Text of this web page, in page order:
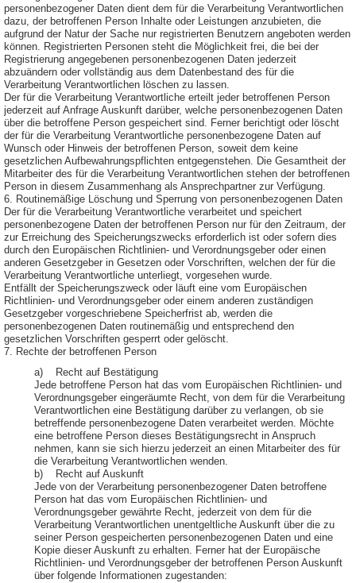
personenbezogener Daten dient dem für die Verarbeitung Verantwortlichen
dazu, der betroffenen Person Inhalte oder Leistungen anzubieten, die
aufgrund der Natur der Sache nur registrierten Benutzern angeboten werden
können. Registrierten Personen steht die Möglichkeit frei, die bei der
Registrierung angegebenen personenbezogenen Daten jederzeit
abzuändern oder vollständig aus dem Datenbestand des für die
Verarbeitung Verantwortlichen löschen zu lassen.
Der für die Verarbeitung Verantwortliche erteilt jeder betroffenen Person
jederzeit auf Anfrage Auskunft darüber, welche personenbezogenen Daten
über die betroffene Person gespeichert sind. Ferner berichtigt oder löscht
der für die Verarbeitung Verantwortliche personenbezogene Daten auf
Wunsch oder Hinweis der betroffenen Person, soweit dem keine
gesetzlichen Aufbewahrungspflichten entgegenstehen. Die Gesamtheit der
Mitarbeiter des für die Verarbeitung Verantwortlichen stehen der betroffenen
Person in diesem Zusammenhang als Ansprechpartner zur Verfügung.
6. Routinemäßige Löschung und Sperrung von personenbezogenen Daten
Der für die Verarbeitung Verantwortliche verarbeitet und speichert
personenbezogene Daten der betroffenen Person nur für den Zeitraum, der
zur Erreichung des Speicherungszwecks erforderlich ist oder sofern dies
durch den Europäischen Richtlinien- und Verordnungsgeber oder einen
anderen Gesetzgeber in Gesetzen oder Vorschriften, welchen der für die
Verarbeitung Verantwortliche unterliegt, vorgesehen wurde.
Entfällt der Speicherungszweck oder läuft eine vom Europäischen
Richtlinien- und Verordnungsgeber oder einem anderen zuständigen
Gesetzgeber vorgeschriebene Speicherfrist ab, werden die
personenbezogenen Daten routinemäßig und entsprechend den
gesetzlichen Vorschriften gesperrt oder gelöscht.
7. Rechte der betroffenen Person
a) Recht auf Bestätigung
Jede betroffene Person hat das vom Europäischen Richtlinien- und
Verordnungsgeber eingeräumte Recht, von dem für die Verarbeitung
Verantwortlichen eine Bestätigung darüber zu verlangen, ob sie
betreffende personenbezogene Daten verarbeitet werden. Möchte
eine betroffene Person dieses Bestätigungsrecht in Anspruch
nehmen, kann sie sich hierzu jederzeit an einen Mitarbeiter des für
die Verarbeitung Verantwortlichen wenden.
b) Recht auf Auskunft
Jede von der Verarbeitung personenbezogener Daten betroffene
Person hat das vom Europäischen Richtlinien- und
Verordnungsgeber gewährte Recht, jederzeit von dem für die
Verarbeitung Verantwortlichen unentgeltliche Auskunft über die zu
seiner Person gespeicherten personenbezogenen Daten und eine
Kopie dieser Auskunft zu erhalten. Ferner hat der Europäische
Richtlinien- und Verordnungsgeber der betroffenen Person Auskunft
über folgende Informationen zugestanden: